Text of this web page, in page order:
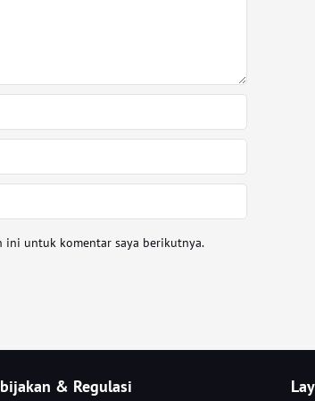
ini untuk komentar saya berikutnya.
& Regulasi